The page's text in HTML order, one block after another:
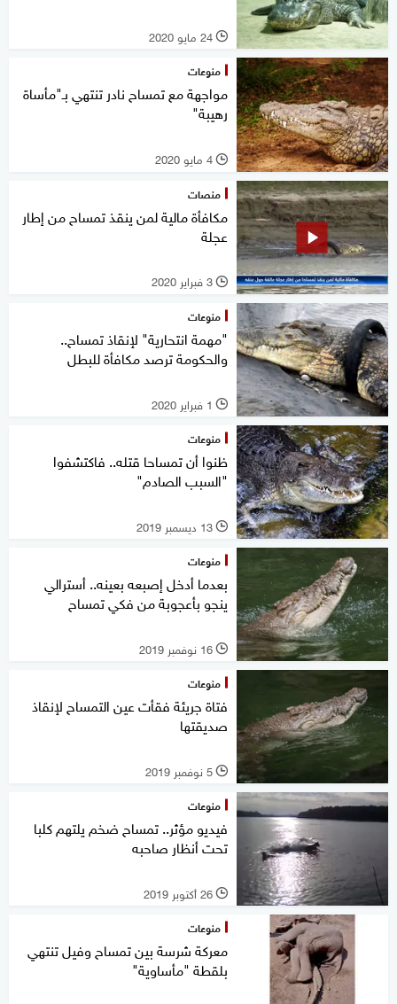
l 24 مايو 2020
منوعات
مواجهة مع تمساح نادر تنتهي بـ"مأساة
رهيبة"
l 4 مايو 2020
منصات
مكافأة مالية لمن ينقذ تمساح من إطار
عجلة
l 3 فبراير 2020
منوعات
"مهمة انتحارية" لإنقاذ تمساح..
والحكومة ترصد مكافأة للبطل
l 1 فبراير 2020
منوعات
ظنوا أن تمساحا قتله.. فاكتشفوا
"السبب الصادم"
l 13 ديسمبر 2019
منوعات
بعدما أدخل إصبعه بعينه.. أسترالي
ينجو بأعجوبة من فكي تمساح
l 16 نوفمبر 2019
منوعات
فتاة جريئة فقأت عين التمساح لإنقاذ
صديقتها
l 5 نوفمبر 2019
منوعات
فيديو مؤثر.. تمساح ضخم يلتهم كلبا
تحت أنظار صاحبه
l 26 أكتوبر 2019
منوعات
معركة شرسة بين تمساح وفيل تنتهي
بلقطة "مأساوية"